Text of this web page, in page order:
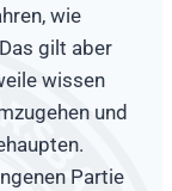
wie
gilt aber
wissen
und
Partie